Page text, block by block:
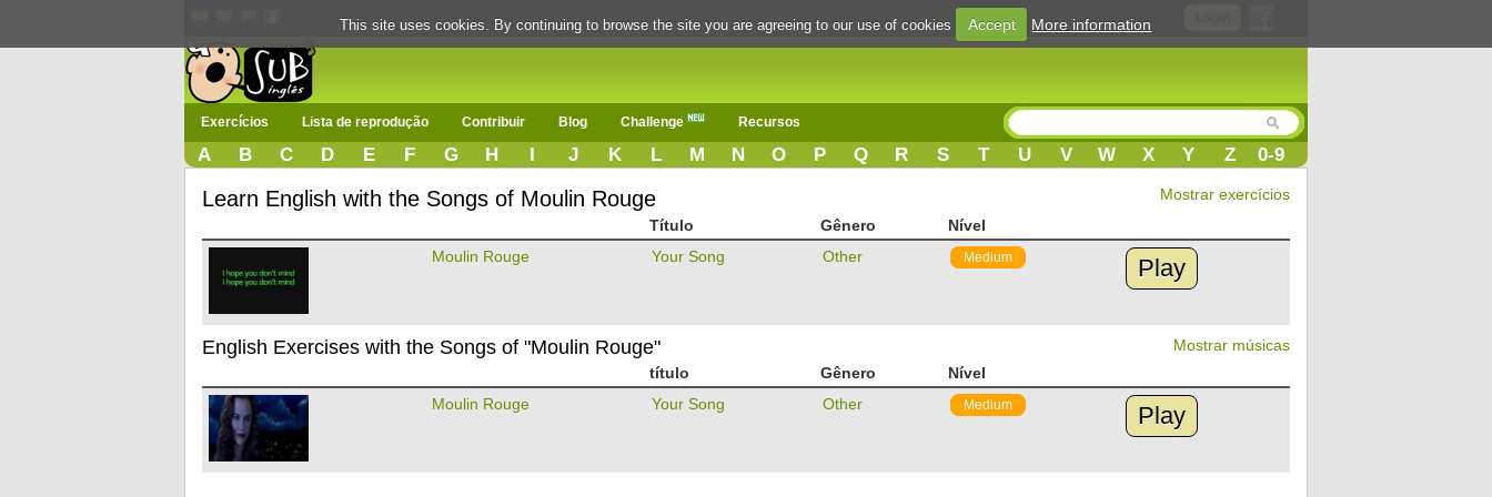
Exercícios Lista de reprodução Contribuir Blog Challenge Recursos
A B C D E F G H I J K L M N O P Q R S T U V W X Y Z 0-9
Mostrar exercícios
Learn English with the Songs of Moulin Rouge
Título Gênero
Nível
Moulin Rouge
Your Song Other Medium Play
Mostrar músicas
English Exercises with the Songs of "Moulin Rouge"
título Gênero
Nível
Moulin Rouge
Your Song Other Medium Play
This site uses cookies. By continuing to browse the site you are agreeing to our use of cookies Accept More information